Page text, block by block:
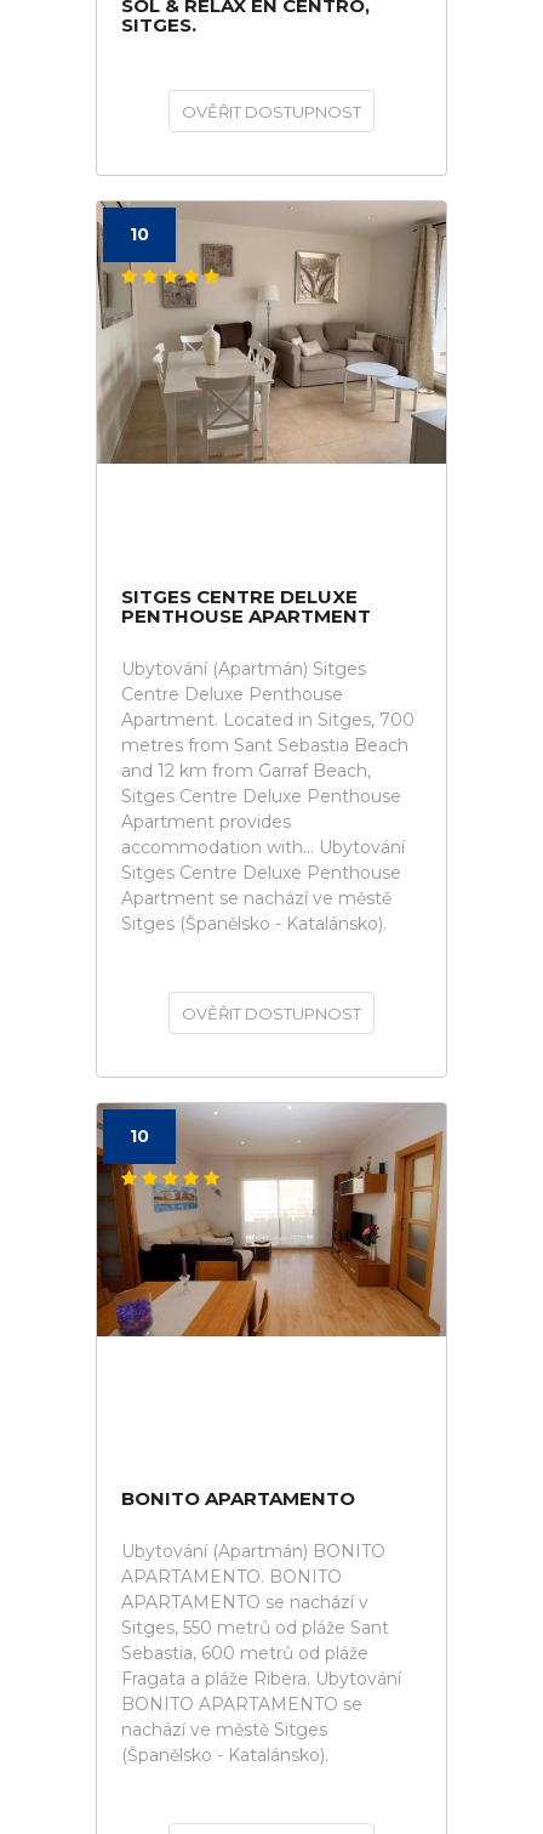
SOL & RELAX EN CENTRO,
SITGES.
OVĚŘIT DOSTUPNOST
10
SITGES CENTRE DELUXE
PENTHOUSE APARTMENT
Ubytování (Apartmán) Sitges
Centre Deluxe Penthouse
Apartment. Located in Sitges, 700
metres from Sant Sebastia Beach
and 12 km from Garraf Beach,
Sitges Centre Deluxe Penthouse
Apartment provides
accommodation with... Ubytování
Sitges Centre Deluxe Penthouse
Apartment se nachází ve městě
Sitges (Španělsko - Katalánsko).
OVĚŘIT DOSTUPNOST
10
BONITO APARTAMENTO
Ubytování (Apartmán) BONITO
APARTAMENTO. BONITO
APARTAMENTO se nachází v
Sitges, 550 metrů od pláže Sant
Sebastia, 600 metrů od pláže
Fragata a pláže Ribera. Ubytování
BONITO APARTAMENTO se
nachází ve městě Sitges
(Španělsko - Katalánsko).